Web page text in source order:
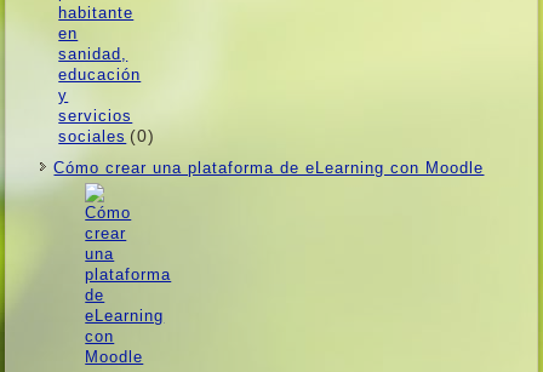
(0)
Cómo crear una plataforma de eLearning con Moodle